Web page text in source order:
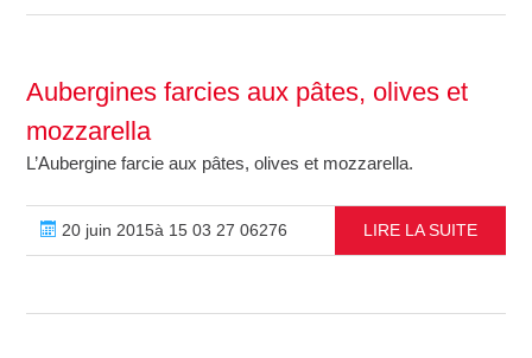
Aubergines farcies aux pâtes, olives et
mozzarella
L’Aubergine farcie aux pâtes, olives et mozzarella.
20 juin 2015à 15 03 27 06276 LIRE LA SUITE